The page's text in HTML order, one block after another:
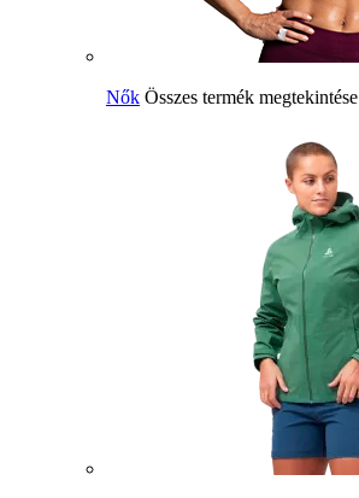
Nők Összes termék megtekintése